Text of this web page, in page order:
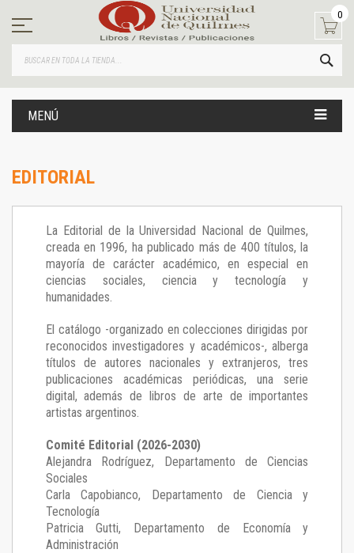
contenido
0
MENÚ
EDITORIAL
La Editorial de la Universidad Nacional de Quilmes,
creada en 1996, ha publicado más de 400 títulos, la
mayoría de carácter académico, en especial en
ciencias sociales, ciencia y tecnología y
humanidades.
El catálogo -organizado en colecciones dirigidas por
reconocidos investigadores y académicos-, alberga
títulos de autores nacionales y extranjeros, tres
publicaciones académicas periódicas, una serie
digital, además de libros de arte de importantes
artistas argentinos.
Comité Editorial (2026-2030)
Alejandra Rodríguez, Departamento de Ciencias
Sociales
Carla Capobianco, Departamento de Ciencia y
Tecnología
Patricia Gutti, Departamento de Economía y
Administración